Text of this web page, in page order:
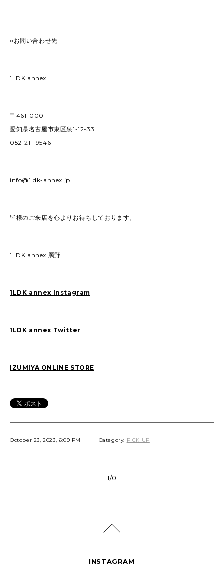
○お問い合わせ先
1LDK annex
〒461-0001
愛知県名古屋市東区泉1-12-33
052-211-9546
info@1ldk-annex.jp
皆様のご来店を心よりお待ちしております。
1LDK annex 鴈野
1LDK annex Instagram
1LDK annex Twitter
IZUMIYA ONLINE STORE
October 23, 2023, 6:09 PM Category: PICK UP
1/0
INSTAGRAM